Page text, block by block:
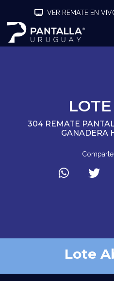
VER REMATE EN
304 REMATE
GANADERA
Lote